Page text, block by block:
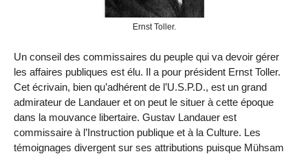
Ernst Toller.
Un conseil des commissaires du peuple qui va devoir gérer
les affaires publiques est élu. Il a pour président Ernst Toller.
Cet écrivain, bien qu’adhérent de l’U.S.P.D., est un grand
admirateur de Landauer et on peut le situer à cette époque
dans la mouvance libertaire. Gustav Landauer est
commissaire à l’Instruction publique et à la Culture. Les
témoignages divergent sur ses attributions puisque Mühsam